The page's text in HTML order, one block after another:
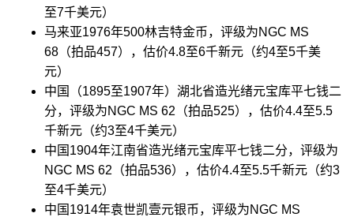
至7千美元）
马来亚1976年500林吉特金币，评级为NGC MS
68（拍品457），估价4.8至6千新元（约4至5千美
元）
中国（1895至1907年）湖北省造光绪元宝库平七钱二
分，评级为NGC MS 62（拍品525），估价4.4至5.5
千新元（约3至4千美元）
中国1904年江南省造光绪元宝库平七钱二分，评级为
NGC MS 62（拍品536），估价4.4至5.5千新元（约3
至4千美元）
中国1914年袁世凯壹元银币，评级为NGC MS